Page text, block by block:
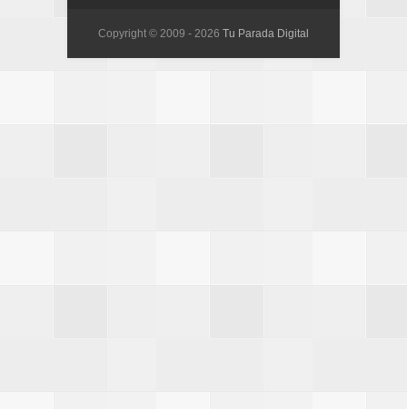
Copyright © 2009 - 2026 Tu Parada Digital